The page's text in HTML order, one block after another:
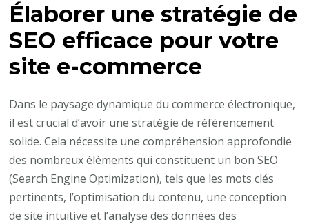
Élaborer une stratégie de
SEO efficace pour votre
site e-commerce
Dans le paysage dynamique du commerce électronique,
il est crucial d’avoir une stratégie de référencement
solide. Cela nécessite une compréhension approfondie
des nombreux éléments qui constituent un bon SEO
(Search Engine Optimization), tels que les mots clés
pertinents, l’optimisation du contenu, une conception
de site intuitive et l’analyse des données des